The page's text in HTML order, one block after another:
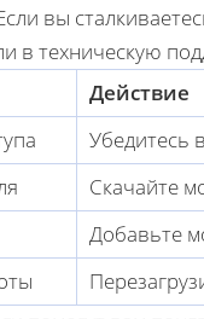
вы
в техническую
Действие
Убедитесь
Скачайте
Добавьте